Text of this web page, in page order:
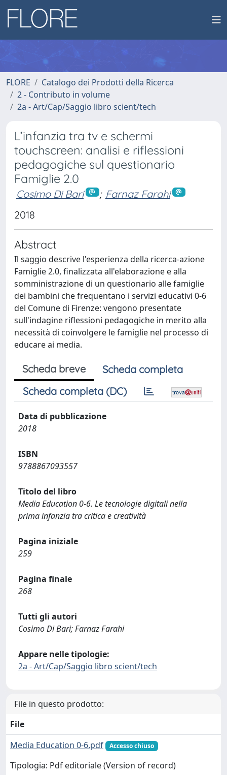
FLORE
Catalogo dei Prodotti della Ricerca
2 - Contributo in volume
2a - Art/Cap/Saggio libro scient/tech
L’infanzia tra tv e schermi
touchscreen: analisi e riflessioni
pedagogiche sul questionario
Famiglie 2.0
Cosimo Di Bari ; Farnaz Farahi
2018
Abstract
Il saggio descrive l'esperienza della ricerca-azione
Famiglie 2.0, finalizzata all'elaborazione e alla
somministrazione di un questionario alle famiglie
dei bambini che frequentano i servizi educativi 0-6
del Comune di Firenze: vengono presentate
sull'indagine riflessioni pedagogiche in merito alla
necessità di coinvolgere le famiglie nel processo di
educare ai media.
Scheda breve
Scheda completa
Scheda completa (DC)
Data di pubblicazione
2018
ISBN
9788867093557
Titolo del libro
Media Education 0-6. Le tecnologie digitali nella
prima infanzia tra critica e creatività
Pagina iniziale
259
Pagina finale
268
Tutti gli autori
Cosimo Di Bari; Farnaz Farahi
Appare nelle tipologie:
2a - Art/Cap/Saggio libro scient/tech
File in questo prodotto:
File
Media Education 0-6.pdf
Accesso chiuso
Tipologia: Pdf editoriale (Version of record)